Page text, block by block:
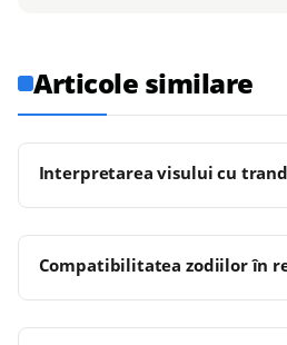
Articole similare
Interpretarea visului cu
Compatibilitatea zodiilor în